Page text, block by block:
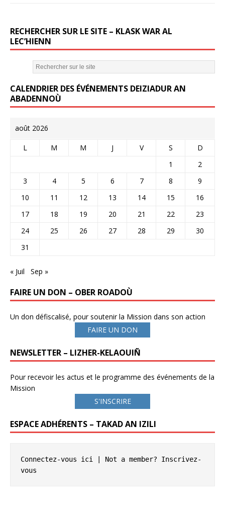
RECHERCHER SUR LE SITE – KLASK WAR AL
LEC’HIENN
CALENDRIER DES ÉVÉNEMENTS DEIZIADUR AN
ABADENNOÙ
août 2026
L M M J V S
D
1
2
3
4 5 6 7 8
9
10
11 12 13 14 15
16
17
18 19 20 21 22
23
24
25 26 27 28 29
30
31
« Juil Sep »
FAIRE UN DON – OBER ROADOÙ
Un don défiscalisé, pour soutenir la Mission dans son action
FAIRE UN DON
NEWSLETTER – LIZHER-KELAOUIÑ
Pour recevoir les actus et le programme des événements de la
Mission
S'INSCRIRE
ESPACE ADHÉRENTS – TAKAD AN IZILI
Connectez-vous ici | Not a member? Inscrivez-
vous